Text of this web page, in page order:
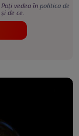
vedea înpolitica de
de ce.